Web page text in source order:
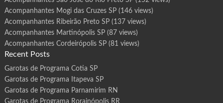
Acompanhantes Mogi das Cruzes SP(146 views)
Acompanhantes Ribeirão Preto SP(137 views)
Acompanhantes Martinópolis SP(87 views)
Acompanhantes Cordeirópolis SP(81 views)
Recent Posts
Garotas de Programa Cotia SP
Garotas de Programa Itapeva SP
Garotas de Programa Parnamirim RN